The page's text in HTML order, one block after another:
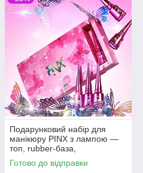
Подарунковий набір для
манікюру PINX з лампою —
топ, rubber-база,
камуфлююча база, червона
база
Готово до відправки